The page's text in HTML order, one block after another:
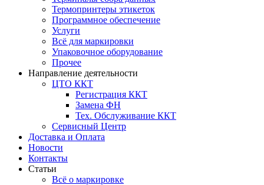
Термопринтеры этикеток
Программное обеспечение
Услуги
Всё для маркировки
Упаковочное оборудование
Прочее
Направление деятельности
ЦТО ККТ
Регистрация ККТ
Замена ФН
Тех. Обслуживание ККТ
Сервисный Центр
Доставка и Оплата
Новости
Контакты
Статьи
Всё о маркировке